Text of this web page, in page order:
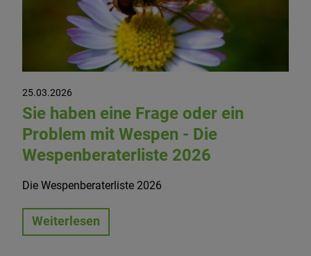
25.03.2026
Sie haben eine Frage oder ein
Problem mit Wespen - Die
Wespenberaterliste 2026
Die Wespenberaterliste 2026
Weiterlesen